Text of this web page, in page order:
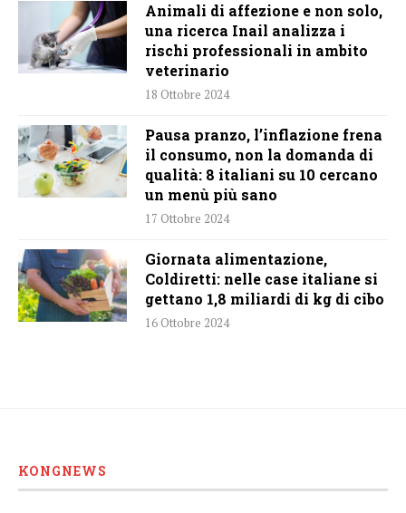
Animali di affezione e non solo,
una ricerca Inail analizza i
rischi professionali in ambito
veterinario
18 Ottobre 2024
Pausa pranzo, l’inflazione frena
il consumo, non la domanda di
qualità: 8 italiani su 10 cercano
un menù più sano
17 Ottobre 2024
Giornata alimentazione,
Coldiretti: nelle case italiane si
gettano 1,8 miliardi di kg di cibo
16 Ottobre 2024
KONGNEWS